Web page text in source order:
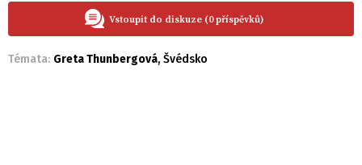
Vstoupit do diskuze (0 příspěvků)
Témata: Greta Thunbergová, Švédsko